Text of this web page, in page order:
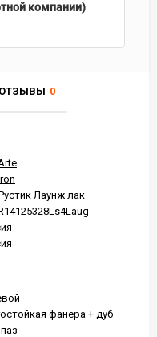
ОТЗЫВЫ 0
Лаунж лак
фанера + дуб
компании)